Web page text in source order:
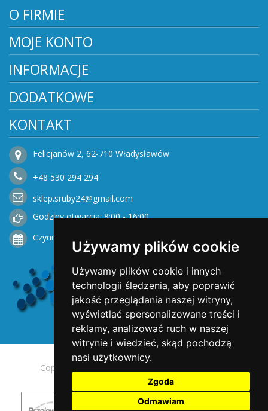
Używamy plików cookie
Używamy plików cookie i innych
technologii śledzenia, aby poprawić
jakość przeglądania naszej witryny,
wyświetlać spersonalizowane treści i
reklamy, analizować ruch w naszej
witrynie i wiedzieć, skąd pochodzą
nasi użytkownicy.
Zgoda
Odmawiam
O FIRMIE
MOJE KONTO
INFORMACJE
DODATKOWE
KONTAKT
Felicjanów 2, 62-710 Władysławów
+48 530 294 294
sklep.sruby24@gmail.com
Godziny otwarcia: 8:00 - 16:00
Czynne od Poniedziałku do Piątku
Copyright © 2025 Opengreen. All rights reserved.